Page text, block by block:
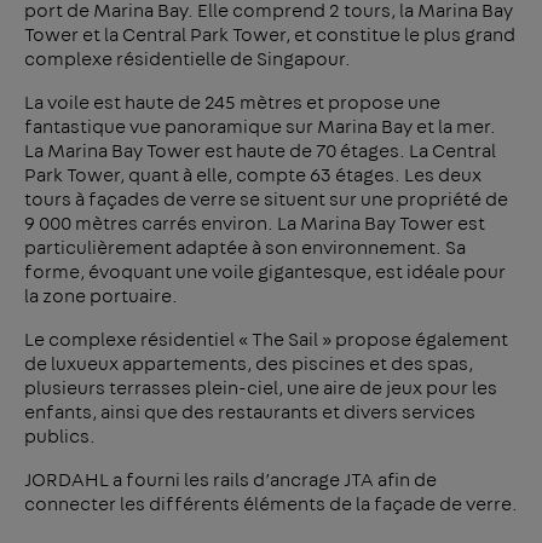
port de Marina Bay. Elle comprend 2 tours, la Marina Bay
Tower et la Central Park Tower, et constitue le plus grand
complexe résidentielle de Singapour.
La voile est haute de 245 mètres et propose une
fantastique vue panoramique sur Marina Bay et la mer.
La Marina Bay Tower est haute de 70 étages. La Central
Park Tower, quant à elle, compte 63 étages. Les deux
tours à façades de verre se situent sur une propriété de
9 000 mètres carrés environ. La Marina Bay Tower est
particulièrement adaptée à son environnement. Sa
forme, évoquant une voile gigantesque, est idéale pour
la zone portuaire.
Le complexe résidentiel « The Sail » propose également
de luxueux appartements, des piscines et des spas,
plusieurs terrasses plein-ciel, une aire de jeux pour les
enfants, ainsi que des restaurants et divers services
publics.
JORDAHL a fourni les rails d’ancrage JTA afin de
connecter les différents éléments de la façade de verre.